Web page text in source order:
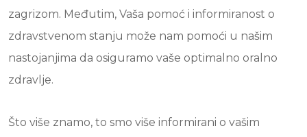
zagrizom. Međutim, Vaša pomoć i informiranost o
zdravstvenom stanju može nam pomoći u našim
nastojanjima da osiguramo vaše optimalno oralno
zdravlje.
Što više znamo, to smo više informirani o vašim